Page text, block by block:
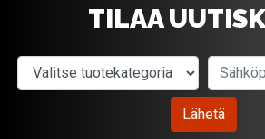
TILAA
Valitse tuotekategoria
Lähetä